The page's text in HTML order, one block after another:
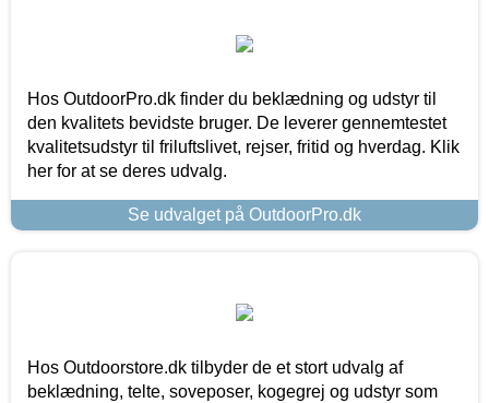
Hos OutdoorPro.dk finder du beklædning og udstyr til
den kvalitets bevidste bruger. De leverer gennemtestet
kvalitetsudstyr til friluftslivet, rejser, fritid og hverdag. Klik
her for at se deres udvalg.
Se udvalget på OutdoorPro.dk
Hos Outdoorstore.dk tilbyder de et stort udvalg af
beklædning, telte, soveposer, kogegrej og udstyr som